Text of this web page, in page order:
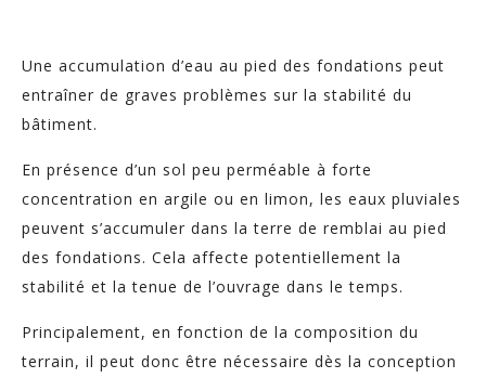
Une accumulation d’eau au pied des fondations peut
entraîner de graves problèmes sur la stabilité du
bâtiment.
En présence d’un sol peu perméable à forte
concentration en argile ou en limon, les eaux pluviales
peuvent s’accumuler dans la terre de remblai au pied
des fondations. Cela affecte potentiellement la
stabilité et la tenue de l’ouvrage dans le temps.
Principalement, en fonction de la composition du
terrain, il peut donc être nécessaire dès la conception